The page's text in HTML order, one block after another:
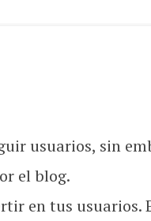
usuarios, sin
el blog.
en tus